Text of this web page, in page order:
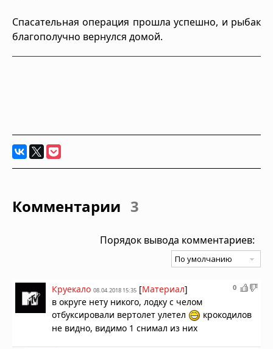
Спасательная операция прошла успешно, и рыбак
благополучно вернулся домой.
Комментарии 3
Порядок вывода комментариев:
0
Круекало 08.04.2018 15:35 [Материал]
в округе нету никого, лодку с челом
отбуксировали вертолет улетел
крокодилов
не видно, видимо 1 снимал из них